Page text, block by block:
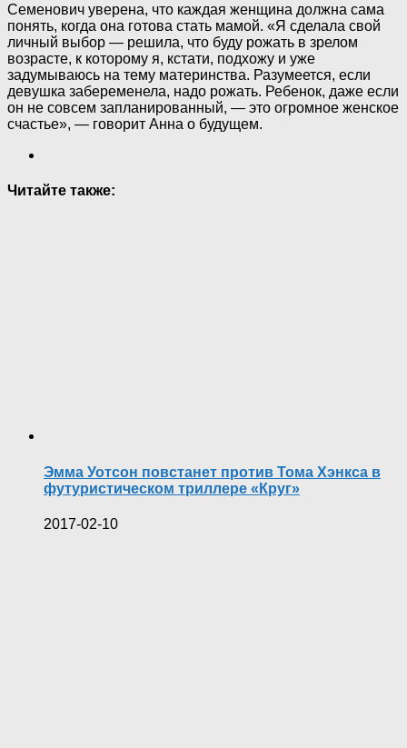
Семенович уверена, что каждая женщина должна сама
понять, когда она готова стать мамой. «Я сделала свой
личный выбор — решила, что буду рожать в зрелом
возрасте, к которому я, кстати, подхожу и уже
задумываюсь на тему материнства. Разумеется, если
девушка забеременела, надо рожать. Ребенок, даже если
он не совсем запланированный, — это огромное женское
счастье», — говорит Анна о будущем.
Читайте также:
Эмма Уотсон повстанет против Тома Хэнкса в
футуристическом триллере «Круг»
2017-02-10